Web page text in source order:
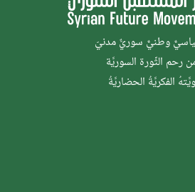
وطنيٌّ سوريٌّ مدنيّ
رحم الثَّورة السوريَّة
الفكريَّةُ الحضاريَّةُ